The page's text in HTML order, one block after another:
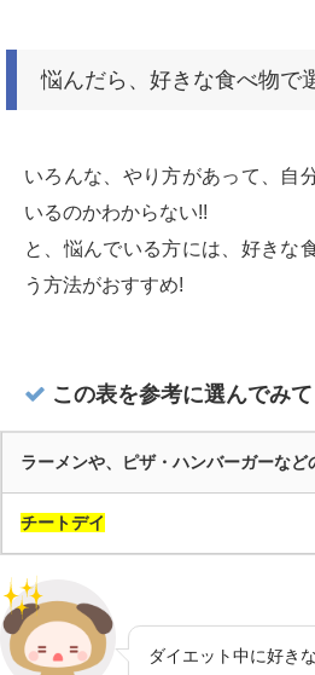
悩んだら、好きな食べ物で
いろんな、やり方があって、自
いるのかわからない!!
と、悩んでいる方には、好きな
う方法がおすすめ!
この表を参考に選んでみ
ラーメンや、ピザ・ハンバーガーな
チートデイ
ダイエット中に好き